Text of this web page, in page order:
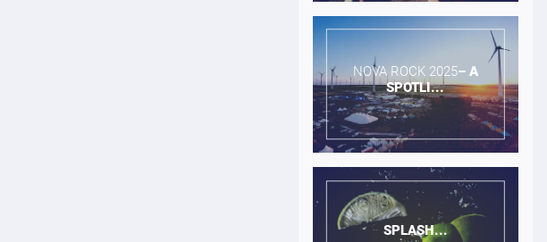
NOVA ROCK 2025​– A
SPOTLI...
SPLASH...